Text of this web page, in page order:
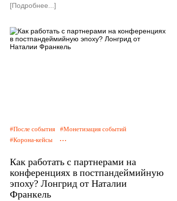
[Подробнее...]
После события
Монетизация событий
Корона-кейсы
...
Как работать с партнерами на
конференциях в постпандеймийную
эпоху? Лонгрид от Наталии
Франкель